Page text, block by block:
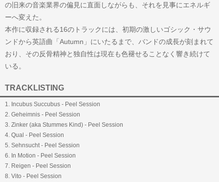
の旧来の音楽業界の偏見に直面しながらも、それを見事にエネルギ
ーへ変えた。
本作に収録される16のトラックには、初期の激しいゴシック・サウ
ンドから英語曲「Autumn」にいたるまで、バンドの成長が刻まれて
おり、その反骨精神と独自性は現在も色褪せることなく響き続けて
いる。
TRACKLISTING
1. Incubus Succubus - Peel Session
2. Geheimnis - Peel Session
3. Zinker (aka Stummes Kind) - Peel Session
4. Qual - Peel Session
5. Sehnsucht - Peel Session
6. In Motion - Peel Session
7. Reigen - Peel Session
8. Vito - Peel Session